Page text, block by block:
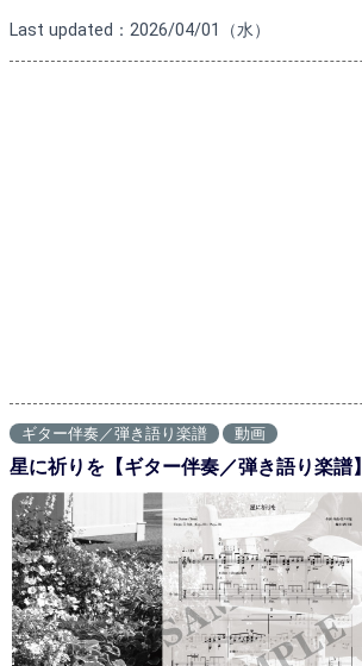
Last updated：2026/04/01（水）
ギター伴奏／弾き語り楽譜 動画
星に祈りを【ギター伴奏／弾き語り楽譜】